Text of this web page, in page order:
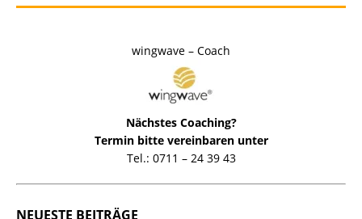
wingwave – Coach
Nächstes Coaching?
Termin bitte vereinbaren unter
Tel.: 0711 – 24 39 43
NEUESTE BEITRÄGE